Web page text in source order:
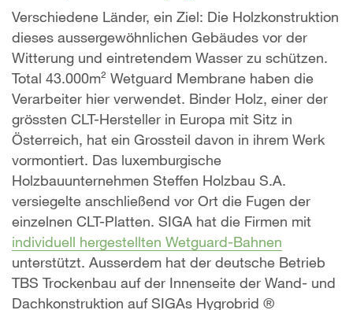
Verschiedene Länder, ein Ziel: Die Holzkonstruktion
dieses aussergewöhnlichen Gebäudes vor der
Witterung und eintretendem Wasser zu schützen.
Total 43.000m² Wetguard Membrane haben die
Verarbeiter hier verwendet. Binder Holz, einer der
grössten CLT-Hersteller in Europa mit Sitz in
Österreich, hat ein Grossteil davon in ihrem Werk
vormontiert. Das luxemburgische
Holzbauunternehmen Steffen Holzbau S.A.
versiegelte anschließend vor Ort die Fugen der
einzelnen CLT-Platten. SIGA hat die Firmen mit
individuell hergestellten Wetguard-Bahnen
unterstützt. Ausserdem hat der deutsche Betrieb
TBS Trockenbau auf der Innenseite der Wand- und
Dachkonstruktion auf SIGAs Hygrobrid ®